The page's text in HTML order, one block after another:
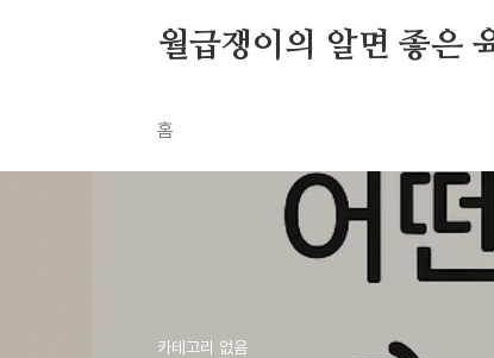
월급쟁이의 알면 좋은
홈
카테고리 없음